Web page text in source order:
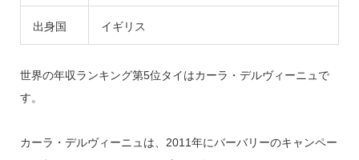
出身国 イギリス
世界の年収ランキング第5位タイはカーラ・デルヴィーニュで
す。
カーラ・デルヴィーニュは、2011年にバーバリーのキャンペー